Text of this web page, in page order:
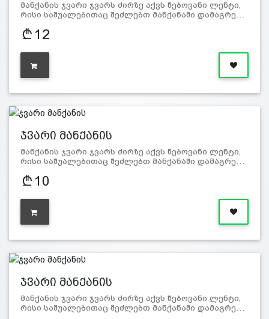
მანქანის ჯვარი ჯვარს ძირზე აქვს წებოვანი ლენტი,
რისი საშუალებითაც შეძლებთ მანქანაში დამაგრე…
12
ჯვარი მანქანის
მანქანის ჯვარი ჯვარს ძირზე აქვს წებოვანი ლენტი,
რისი საშუალებითაც შეძლებთ მანქანაში დამაგრე…
10
ჯვარი მანქანის
მანქანის ჯვარი ჯვარს ძირზე აქვს წებოვანი ლენტი,
რისი საშუალებითაც შეძლებთ მანქანაში დამაგრე…